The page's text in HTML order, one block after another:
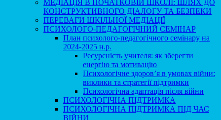
МЕДІАЦІЯ В ПОЧАТКОВІЙ ШКОЛІ: ШЛЯХ ДО
КОНСТРУКТИВНОГО ДІАЛОГУ ТА БЕЗПЕКИ
ПЕРЕВАГИ ШКІЛЬНОЇ МЕДІАЦІЇ
ПСИХОЛОГО-ПЕДАГОГІЧНИЙ СЕМІНАР
План психолого-педагогічного семінару на
2024-2025 н.р.
Ресурсність учителя: як зберегти
енергію та мотивацію
Психологічне здоров’я в умовах війни:
виклики та стратегії підтримки
Психологічна адаптація після війни
ПСИХОЛОГІЧНА ПІДТРИМКА
ПСИХОЛОГІЧНА ПІДТРИМКА ПІД ЧАС
ВІЙНИ